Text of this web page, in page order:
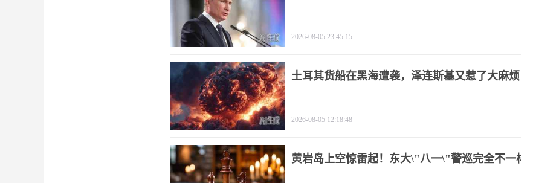
2026-08-05 23:45:15
土耳其货船在黑海遭袭，泽连斯基又惹了大麻烦
2026-08-05 12:18:48
黄岩岛上空惊雷起！东大\"八一\"警巡完全不一样